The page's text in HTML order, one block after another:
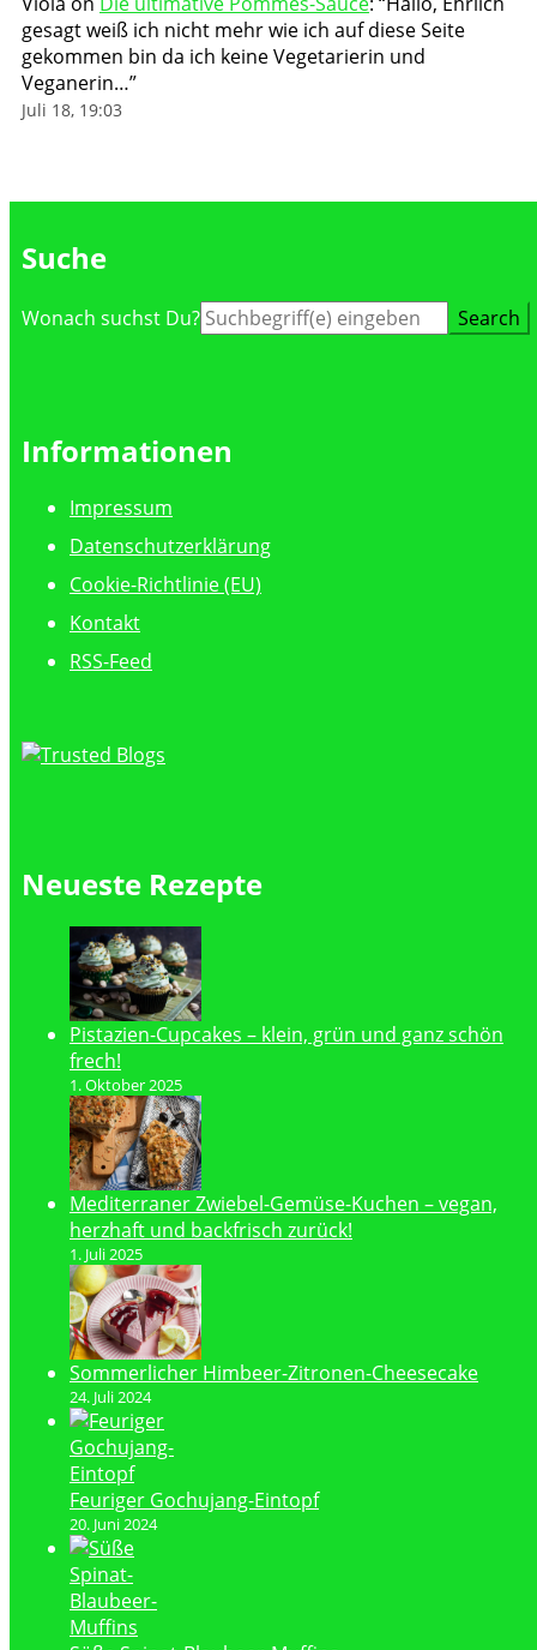
gesagt weiß ich nicht mehr wie ich auf diese Seite
gekommen bin da ich keine Vegetarierin und
Veganerin…”
Juli 18, 19:03
Suche
Suche
Wonach suchst Du?
Informationen
Impressum
Datenschutzerklärung
Cookie-Richtlinie (EU)
Kontakt
RSS-Feed
Neueste Rezepte
Pistazien-Cupcakes – klein, grün und ganz schön
frech!
1. Oktober 2025
Mediterraner Zwiebel-Gemüse-Kuchen – vegan,
herzhaft und backfrisch zurück!
1. Juli 2025
Sommerlicher Himbeer-Zitronen-Cheesecake
24. Juli 2024
Feuriger Gochujang-Eintopf
20. Juni 2024